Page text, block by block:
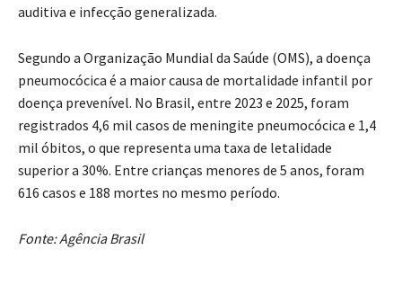
auditiva e infecção generalizada.
Segundo a Organização Mundial da Saúde (OMS), a doença
pneumocócica é a maior causa de mortalidade infantil por
doença prevenível. No Brasil, entre 2023 e 2025, foram
registrados 4,6 mil casos de meningite pneumocócica e 1,4
mil óbitos, o que representa uma taxa de letalidade
superior a 30%. Entre crianças menores de 5 anos, foram
616 casos e 188 mortes no mesmo período.
Fonte: Agência Brasil